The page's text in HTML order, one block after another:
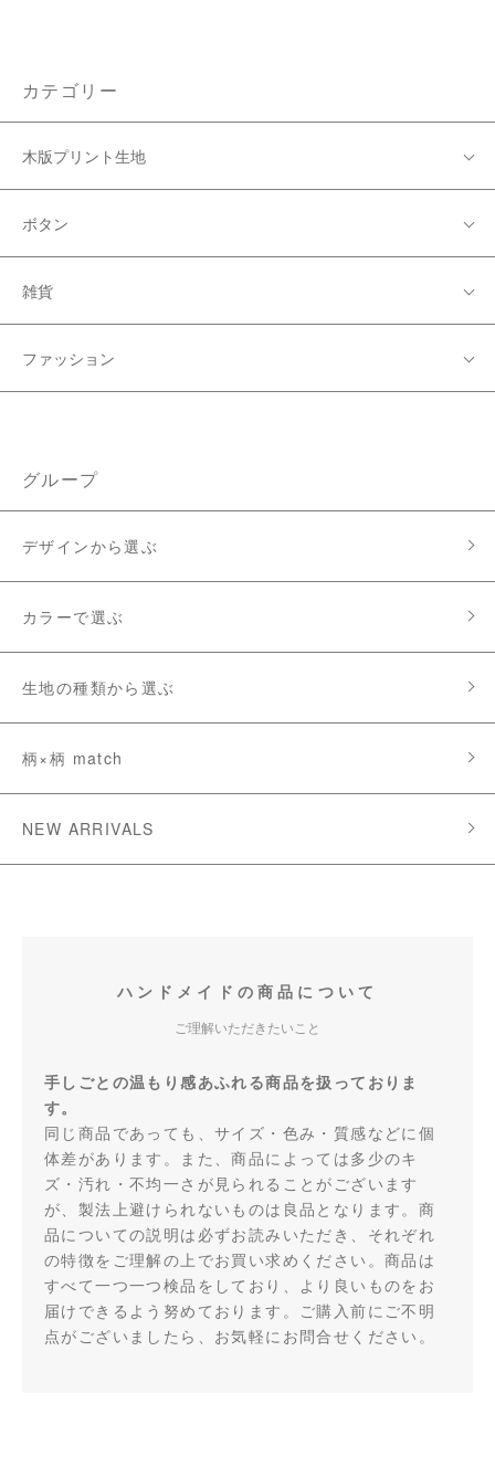
カテゴリー
木版プリント生地
ボタン
雑貨
ファッション
グループ
デザインから選ぶ
カラーで選ぶ
生地の種類から選ぶ
柄×柄 match
NEW ARRIVALS
ハンドメイドの商品について
ご理解いただきたいこと
手しごとの温もり感あふれる商品を扱っておりま
す。
同じ商品であっても、サイズ・色み・質感などに個
体差があります。また、商品によっては多少のキ
ズ・汚れ・不均一さが見られることがございます
が、製法上避けられないものは良品となります。商
品についての説明は必ずお読みいただき、それぞれ
の特徴をご理解の上でお買い求めください。商品は
すべて一つ一つ検品をしており、より良いものをお
届けできるよう努めております。ご購入前にご不明
点がございましたら、お気軽にお問合せください。